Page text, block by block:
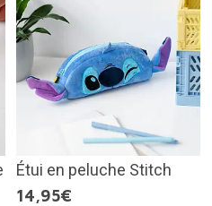
Étui en peluche Stitch
14,95€